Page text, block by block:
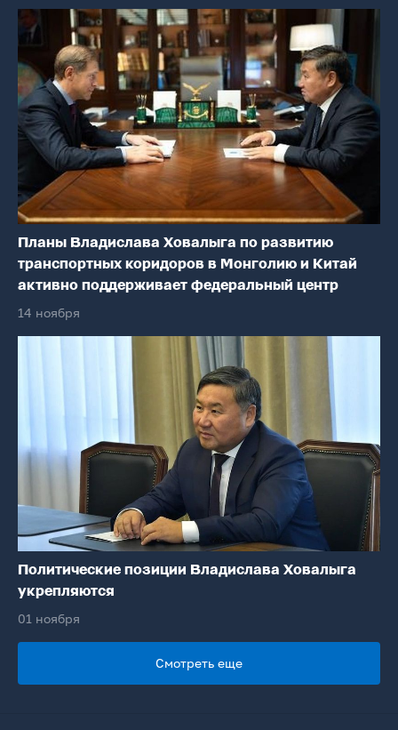
Планы Владислава Ховалыга по развитию
транспортных коридоров в Монголию и Китай
активно поддерживает федеральный центр
14 ноября
Политические позиции Владислава Ховалыга
укрепляются
01 ноября
Смотреть еще